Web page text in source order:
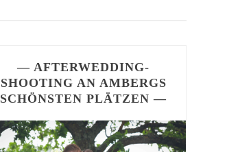
— AFTERWEDDING-
SHOOTING AN AMBERGS
SCHÖNSTEN PLÄTZEN —